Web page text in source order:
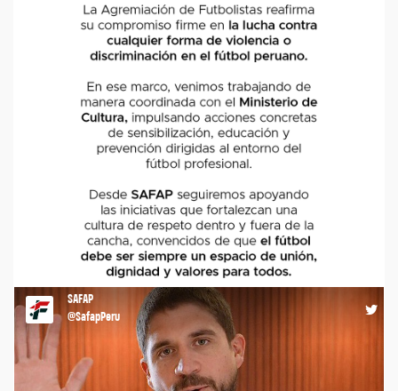
COMUNICADO #safap #comunicado #agremiacion #futbolistas
https://t.co/lbNaZfwJOe
12:57 09-03-26
SAFAP
@SafapPeru